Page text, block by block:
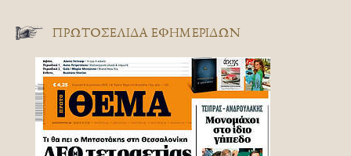
ΠΡΩΤΟΣΈΛΙΔΑ ΕΦΗΜΕΡΊΔΩΝ